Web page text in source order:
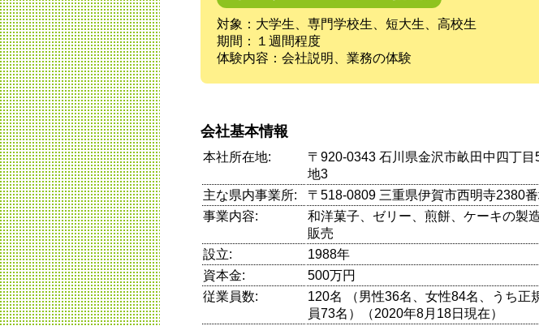
対象：大学生、専門学校生、短大生、高校生
期間：１週間程度
体験内容：会社説明、業務の体験
会社基本情報
本社所在地:
〒920-0343 石川県金沢市畝田中四丁目
地3
主な県内事業所:
〒518-0809 三重県伊賀市西明寺2380
事業内容:
和洋菓子、ゼリー、煎餅、ケーキの製
販売
設立:
1988年
資本金:
500万円
従業員数:
120名 （男性36名、女性84名、うち正
員73名）（2020年8月18日現在）